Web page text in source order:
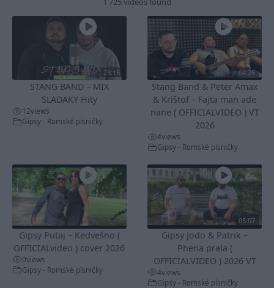
23:15
STANG BAND – MIX
SLADAKY Hity
12views
Gipsy - Romské písničky
04:26
Stang Band & Peter Amax
& Krištof – Fajta man ade
nane ( OFFICIALVIDEO ) VT
2026
4views
Gipsy - Romské písničky
Gipsy Putaj – Kedvešno (
OFFICIALvideo ) cover 2026
0views
Gipsy - Romské písničky
05:07
Gipsy Jodo & Patrik –
Phena prala (
OFFICIALVIDEO ) 2026 VT
4views
Gipsy - Romské písničky